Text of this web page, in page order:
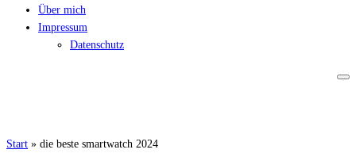
Über mich
Impressum
Datenschutz
Start » die beste smartwatch 2024